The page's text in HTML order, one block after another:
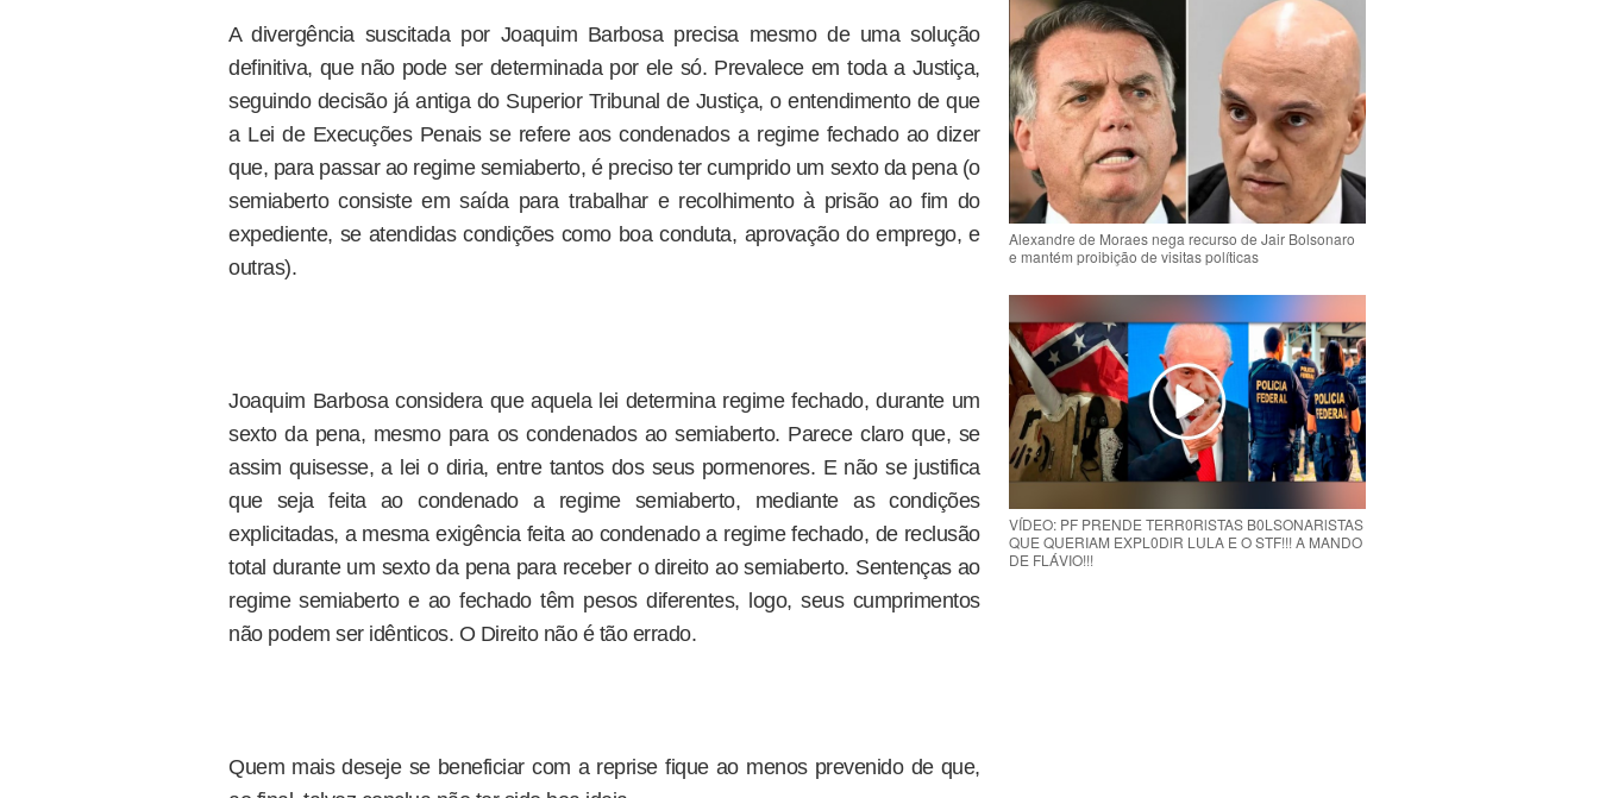
A divergência suscitada por Joaquim Barbosa precisa mesmo de uma solução
definitiva, que não pode ser determinada por ele só. Prevalece em toda a Justiça,
seguindo decisão já antiga do Superior Tribunal de Justiça, o entendimento de que
a Lei de Execuções Penais se refere aos condenados a regime fechado ao dizer
que, para passar ao regime semiaberto, é preciso ter cumprido um sexto da pena (o
semiaberto consiste em saída para trabalhar e recolhimento à prisão ao fim do
expediente, se atendidas condições como boa conduta, aprovação do emprego, e
outras).
Joaquim Barbosa considera que aquela lei determina regime fechado, durante um
sexto da pena, mesmo para os condenados ao semiaberto. Parece claro que, se
assim quisesse, a lei o diria, entre tantos dos seus pormenores. E não se justifica
que seja feita ao condenado a regime semiaberto, mediante as condições
explicitadas, a mesma exigência feita ao condenado a regime fechado, de reclusão
total durante um sexto da pena para receber o direito ao semiaberto. Sentenças ao
regime semiaberto e ao fechado têm pesos diferentes, logo, seus cumprimentos
não podem ser idênticos. O Direito não é tão errado.
Quem mais deseje se beneficiar com a reprise fique ao menos prevenido de que,
Alexandre de Moraes nega recurso de Jair Bolsonaro
e mantém proibição de visitas políticas
VÍDEO: PF PRENDE TERR0RlSTAS B0LSONARlSTAS
QUE QUERIAM EXPL0DlR LULA E O STF!!! A MANDO
DE FLÁVIO!!!